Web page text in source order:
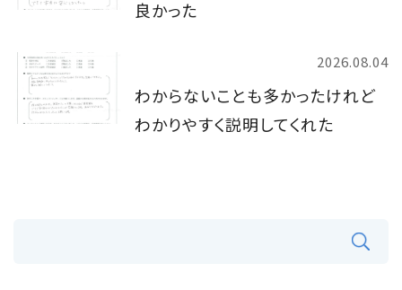
良かった
2026.08.04
わからないことも多かったけれど
わかりやすく説明してくれた